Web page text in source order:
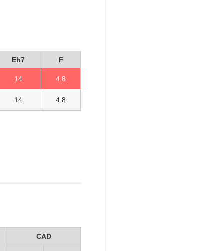
Eh7 F
14 4.8
14 4.8
CAD